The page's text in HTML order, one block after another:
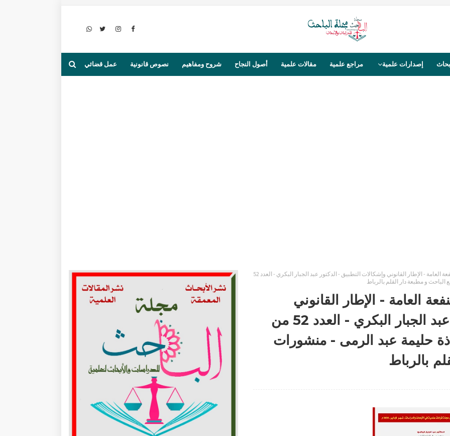
إصدارات علمية مراجع علمية مقالات علمية أصول النجاح شروح ومفاهيم نصوص قانونية عمل قضائي
نزع الملكية الخاصة لأجل المنفعة العامة - الإطار القانوني وإشكالات التطبيق - الدكتور عبد الجبار البكري - العدد 52
و مطبعة دار القلم بالرباط
العامة - الإطار القانوني
وإشكالات التطبيق - الدكتور عبد الجبار البكري - العدد 52 من
حليمة عبد الرمى - منشورات
بالرباط